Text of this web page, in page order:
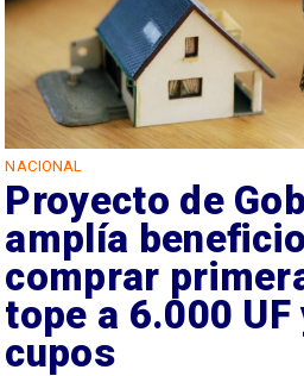
NACIONAL
Proyecto de
amplía
comprar
tope a 6.000 UF
cupos